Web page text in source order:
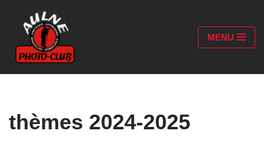
Aller
au
contenu
MENU
thèmes 2024-2025